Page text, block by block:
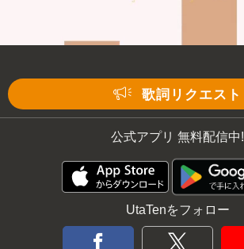
歌詞リクエスト
公式アプリ 無料配信中!
UtaTenをフォロー